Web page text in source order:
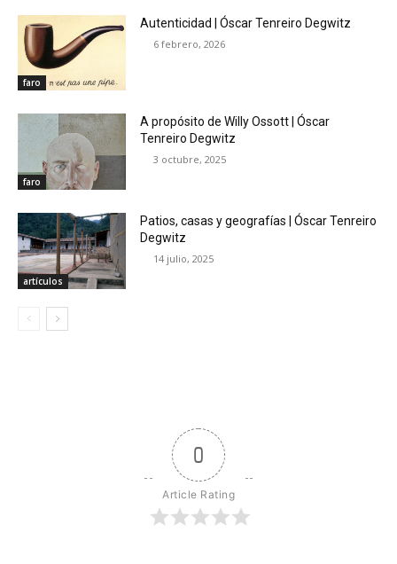
faro
Autenticidad | Óscar Tenreiro Degwitz
6 febrero, 2026
faro
A propósito de Willy Ossott | Óscar
Tenreiro Degwitz
3 octubre, 2025
artículos
Patios, casas y geografías | Óscar Tenreiro
Degwitz
14 julio, 2025
0
Article Rating